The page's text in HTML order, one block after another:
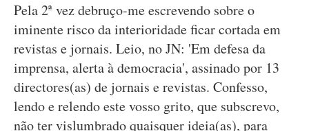
Pela 2ª vez debruço-me escrevendo sobre o
iminente risco da interioridade ficar cortada em
revistas e jornais. Leio, no JN: 'Em defesa da
imprensa, alerta à democracia', assinado por 13
directores(as) de jornais e revistas. Confesso,
lendo e relendo este vosso grito, que subscrevo,
não ter vislumbrado quaisquer ideia(as), para